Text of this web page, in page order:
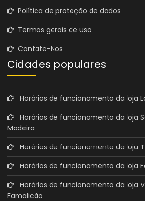
Política de proteção de dados
Termos gerais de uso
Contate-Nos
Cidades populares
Horários de funcionamento da loja
Horários de funcionamento da loja
Madeira
Horários de funcionamento da loja
Horários de funcionamento da loja
Horários de funcionamento da loja
Famalicão